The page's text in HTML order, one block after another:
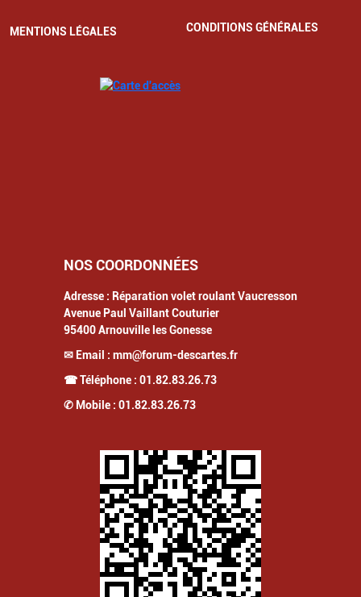
MENTIONS LÉGALES CONDITIONS GÉNÉRALES
NOS COORDONNÉES
Adresse : Réparation volet roulant Vaucresson
Avenue Paul Vaillant Couturier
95400Arnouville les Gonesse
✉ Email : mm@forum-descartes.fr
☎ Téléphone : 01.82.83.26.73
✆ Mobile : 01.82.83.26.73